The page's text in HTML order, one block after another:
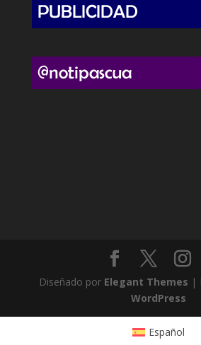
Diseñado por Elegant Themes |
WordPress
Español